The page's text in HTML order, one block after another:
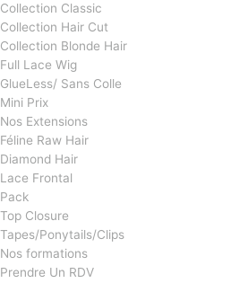
Collection Classic
Collection Hair Cut
Collection Blonde Hair
Full Lace Wig
GlueLess/ Sans Colle
Mini Prix
Nos Extensions
Féline Raw Hair
Diamond Hair
Lace Frontal
Pack
Top Closure
Tapes/Ponytails/Clips
Nos formations
Prendre Un RDV